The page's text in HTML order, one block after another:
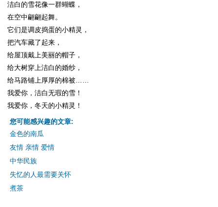
洁白的雪花像一群蝴蝶，
在空中翩翩起舞。
它们是调皮捣蛋的小精灵，
把汽车藏了起来，
给屋顶戴上美丽的帽子，
给大树穿上洁白的婚纱，
给马路铺上厚厚的棉被……
我爱你，洁白无瑕的雪！
我爱你，冬天的小精灵！
您可能感兴趣的文章:
金色的南瓜
友情 亲情 爱情
中华民族
失忆的人最需要关怀
煮茶